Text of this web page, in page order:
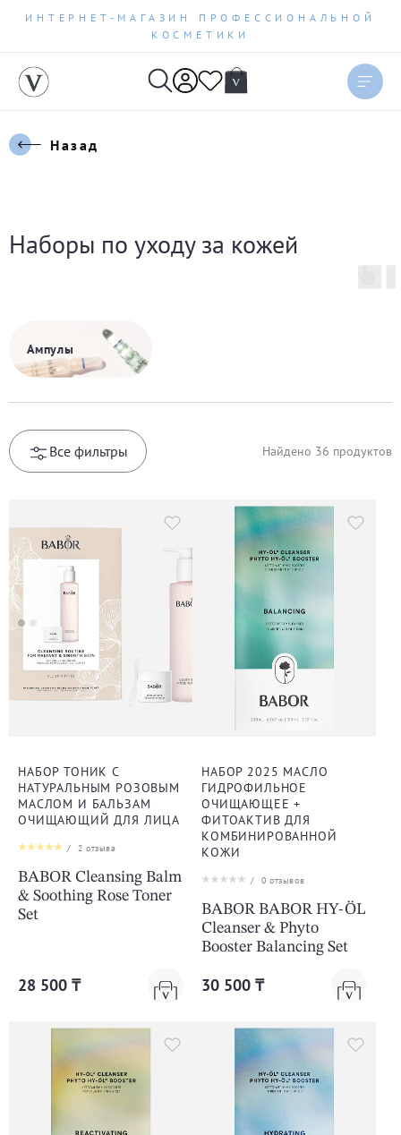
ИНТЕРНЕТ-МАГАЗИН ПРОФЕССИОНАЛЬНОЙ
КОСМЕТИКИ
Назад
Наборы по уходу за кожей
Ампулы
Все фильтры Найдено 36 продуктов
НАБОР ТОНИК С
НАТУРАЛЬНЫМ РОЗОВЫМ
МАСЛОМ И БАЛЬЗАМ
ОЧИЩАЮЩИЙ ДЛЯ ЛИЦА
/ 2 отзыва
BABOR Cleansing Balm
& Soothing Rose Toner
Set
28 500 ₸
НАБОР 2025 МАСЛО
ГИДРОФИЛЬНОЕ
ОЧИЩАЮЩЕЕ +
ФИТОАКТИВ ДЛЯ
КОМБИНИРОВАННОЙ
КОЖИ
/ 0 отзывов
BABOR BABOR HY-ÖL
Cleanser & Phyto
Booster Balancing Set
30 500 ₸